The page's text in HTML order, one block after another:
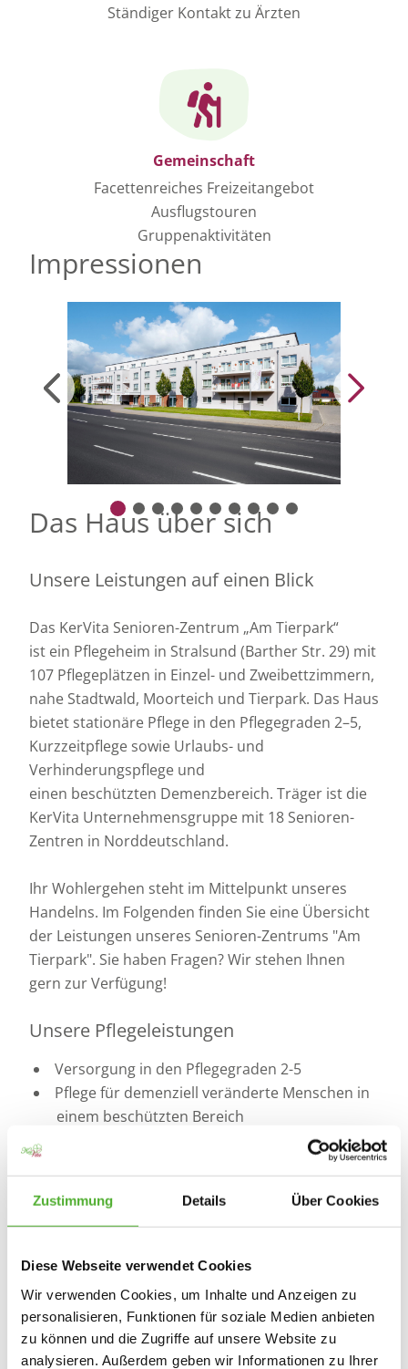
Zustimmung Details Über Cookies
Diese Webseite verwendet Cookies
Wir verwenden Cookies, um Inhalte und Anzeigen zu
personalisieren, Funktionen für soziale Medien anbieten
zu können und die Zugriffe auf unsere Website zu
analysieren. Außerdem geben wir Informationen zu Ihrer
Ständiger Kontakt zu Ärzten
Gemeinschaft
Facettenreiches Freizeitangebot
Ausflugstouren
Gruppenaktivitäten
Impressionen
Das Haus über sich
Unsere Leistungen auf einen Blick
Das KerVita Senioren-Zentrum „Am Tierpark“
ist ein Pflegeheim in Stralsund (Barther Str. 29) mit
107 Pflegeplätzen in Einzel- und Zweibettzimmern,
nahe Stadtwald, Moorteich und Tierpark. Das Haus
bietet stationäre Pflege in den Pflegegraden 2–5,
Kurzzeitpflege sowie Urlaubs- und
Verhinderungspflege und
einen beschützten Demenzbereich. Träger ist die
KerVita Unternehmensgruppe mit 18 Senioren-
Zentren in Norddeutschland.
Ihr Wohlergehen steht im Mittelpunkt unseres
Handelns. Im Folgenden finden Sie eine Übersicht
der Leistungen unseres Senioren-Zentrums "Am
Tierpark". Sie haben Fragen? Wir stehen Ihnen
gern zur Verfügung!
Unsere Pflegeleistungen
Versorgung in den Pflegegraden 2-5
Pflege für demenziell veränderte Menschen in
einem beschützten Bereich
Vermittlung von Physio- und Ergotherapie
sowie Logopädie
Das Senioren-Zentrum der KerVita-Gruppe ist
und Pflegekassen sowie der Sozialhilfeträger.
KerVita in Mecklenburg-Vorpommern: Bergen